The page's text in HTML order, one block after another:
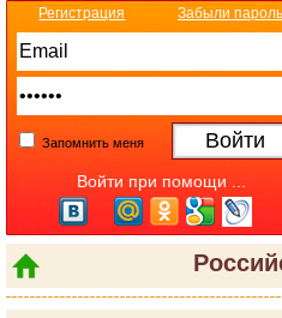
Регистрация Забыли
Запомнить меня
Войти при помощи ...